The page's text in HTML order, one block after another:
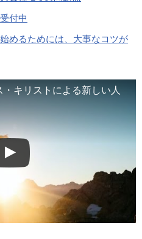
付中
めるためには、大事なコツが
キリストによる新しい人